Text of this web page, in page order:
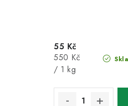
55 Kč
Měrná
cena:
550 Kč
/ 1 kg